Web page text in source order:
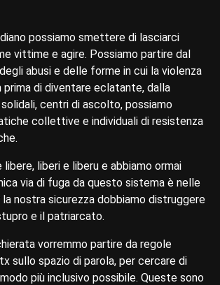
possiamo smettere di lasciarci
vittime e agire. Possiamo partire dal
abusi e delle forme in cui la violenza
prima di diventare eclatante, dalla
centri di ascolto, possiamo
collettive e individuali di resistenza
liberi e liberu e abbiamo ormai
via di fuga da questo sistema è nelle
nostra sicurezza dobbiamo distruggere
e il patriarcato.
vorremmo partire da regole
sullo spazio di parola, per cercare di
più inclusivo possibile. Queste sono